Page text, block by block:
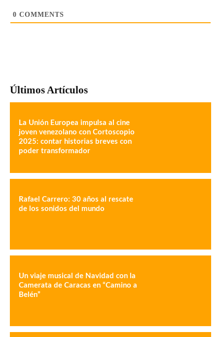
0 COMMENTS
Últimos Artículos
La Unión Europea impulsa al cine
joven venezolano con Cortoscopio
2025: contar historias breves con
poder transformador
Rafael Carrero: 30 años al rescate
de los sonidos del mundo
Un viaje musical de Navidad con la
Camerata de Caracas en “Camino a
Belén”